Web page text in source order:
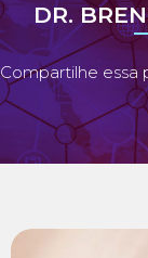
DR.
Compartilhe essa